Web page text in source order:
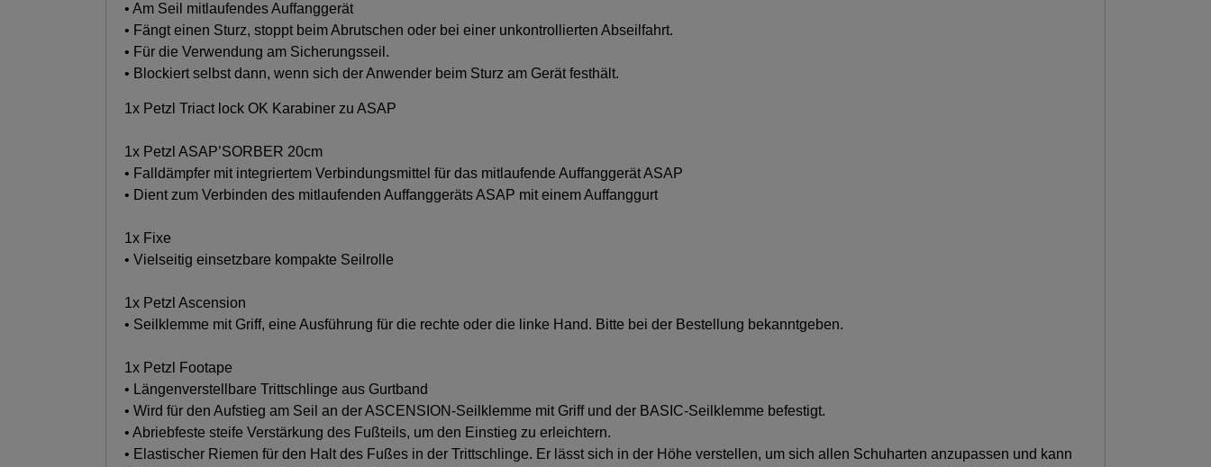
• Am Seil mitlaufendes Auffanggerät
• Fängt einen Sturz, stoppt beim Abrutschen oder bei einer unkontrollierten Abseilfahrt.
• Für die Verwendung am Sicherungsseil.
• Blockiert selbst dann, wenn sich der Anwender beim Sturz am Gerät festhält.
1x Petzl Triact lock OK Karabiner zu ASAP
1x Petzl ASAP’SORBER 20cm
• Falldämpfer mit integriertem Verbindungsmittel für das mitlaufende Auffanggerät ASAP
• Dient zum Verbinden des mitlaufenden Auffanggeräts ASAP mit einem Auffanggurt
1x Fixe
• Vielseitig einsetzbare kompakte Seilrolle
1x Petzl Ascension
• Seilklemme mit Griff, eine Ausführung für die rechte oder die linke Hand. Bitte bei der Bestellung bekanntgeben.
1x Petzl Footape
• Längenverstellbare Trittschlinge aus Gurtband
• Wird für den Aufstieg am Seil an der ASCENSION-Seilklemme mit Griff und der BASIC-Seilklemme befestigt.
• Abriebfeste steife Verstärkung des Fußteils, um den Einstieg zu erleichtern.
• Elastischer Riemen für den Halt des Fußes in der Trittschlinge. Er lässt sich in der Höhe verstellen, um sich allen Schuharten anzupassen und kann